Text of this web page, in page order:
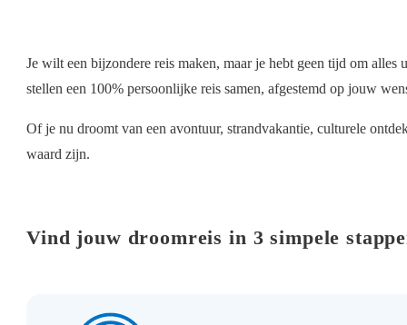
Je wilt een bijzondere reis maken, maar je hebt geen tijd om
stellen een 100% persoonlijke reis samen, afgestemd op jouw
Of je nu droomt van een avontuur, strandvakantie, culturele
waard zijn.
Vind jouw droomreis in 3 simpele